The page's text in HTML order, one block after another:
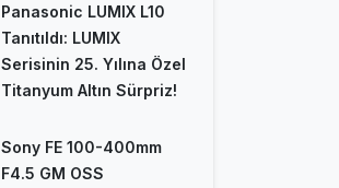
Panasonic LUMIX L10
Tanıtıldı: LUMIX
Serisinin 25. Yılına Özel
Titanyum Altın Sürpriz!
Sony FE 100-400mm
F4.5 GM OSS